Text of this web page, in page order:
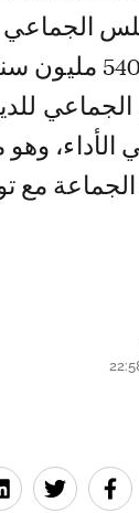
الجماعي
الاقتصادية،
الأداء،
مع